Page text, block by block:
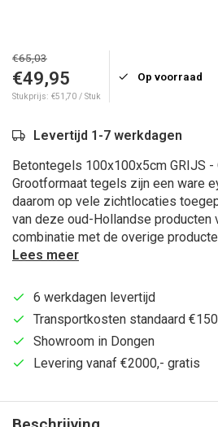
€65,03
€49,95
Stukprijs: €51,70 / Stuk
Op voorraad
Levertijd 1-7 werkdagen
Betontegels 100x100x5cm GRIJS -
Grootformaat tegels zijn een ware
daarom op vele zichtlocaties
van deze oud-Hollandse producten
combinatie met de overige
Lees meer
6 werkdagen levertijd
Transportkosten standaard
Showroom in Dongen
Levering vanaf €2000,- gratis